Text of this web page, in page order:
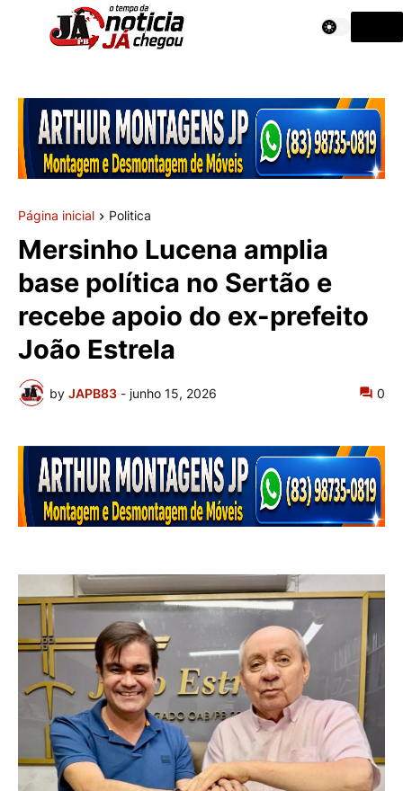
Página inicial Politica
Mersinho Lucena amplia
base política no Sertão e
recebe apoio do ex-prefeito
João Estrela
by JAPB83 - junho 15, 2026 0